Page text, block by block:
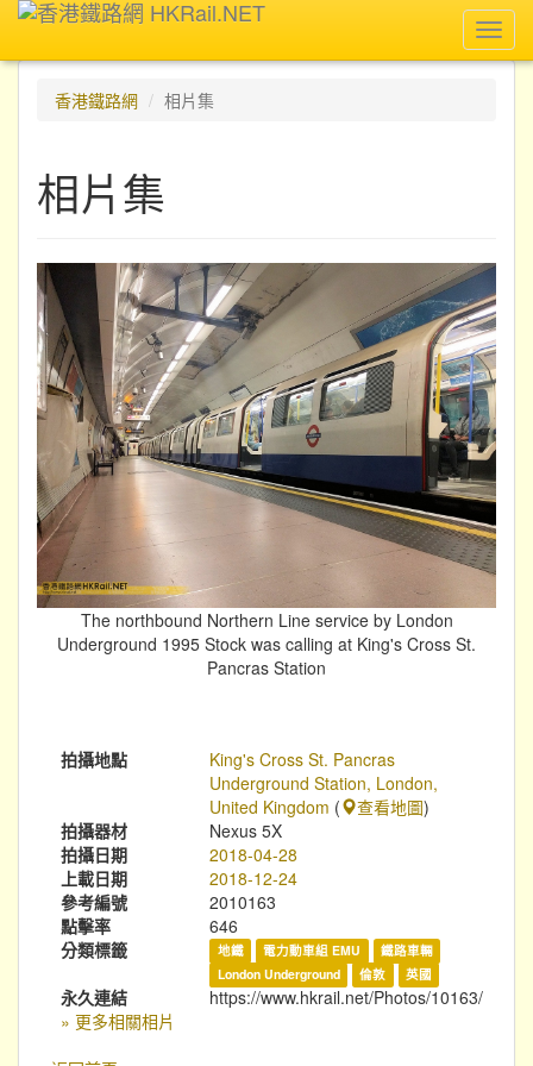
香港鐵路網
相片集
相片集
The northbound Northern Line service by London
Underground 1995 Stock was calling at King's Cross St.
Pancras Station
拍攝地點
King's Cross St. Pancras
Underground Station, London,
United Kingdom ( 查看地圖)
拍攝器材
Nexus 5X
拍攝日期
2018-04-28
上載日期
2018-12-24
參考編號
2010163
點擊率
646
分類標籤
地鐵 電力動車組 EMU
鐵路車輛
London Underground
倫敦 英國
永久連結
https://www.hkrail.net/Photos/10163/
» 更多相關相片